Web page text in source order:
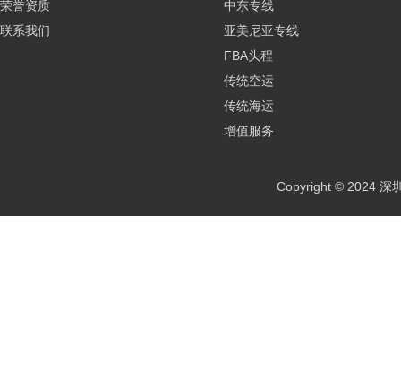
荣誉资质
联系我们
中东专线
亚美尼亚专线
FBA头程
传统空运
传统海运
增值服务
Copyright © 2024 深